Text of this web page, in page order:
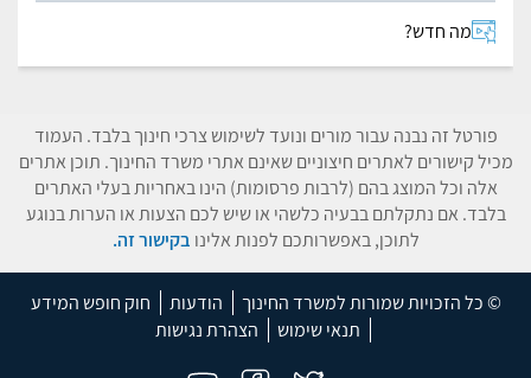
מה חדש?
פורטל זה נבנה עבור מורים ונועד לשימוש צרכי חינוך בלבד. העמוד
מכיל קישורים לאתרים חיצוניים שאינם אתרי משרד החינוך. תוכן אתרים
אלה וכל המוצג בהם (לרבות פרסומות) הינו באחריות בעלי האתרים
בלבד. אם נתקלתם בבעיה כלשהי או שיש לכם הצעות או הערות בנוגע
לתוכן, באפשרותכם לפנות אלינו בקישור זה.
© כל הזכויות שמורות למשרד החינוך הודעות
חוק חופש המידע
תנאי שימוש
הצהרת נגישות